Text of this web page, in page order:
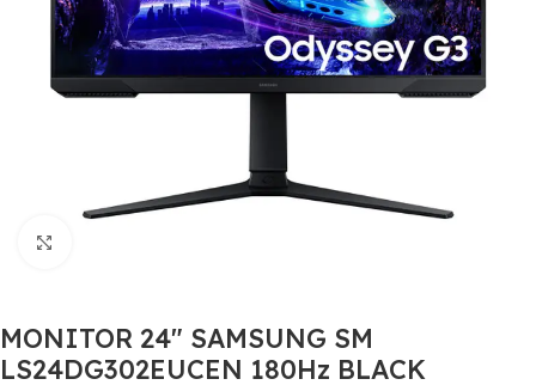
MONITOR 24″ SAMSUNG SM
LS24DG302EUCEN 180Hz BLACK